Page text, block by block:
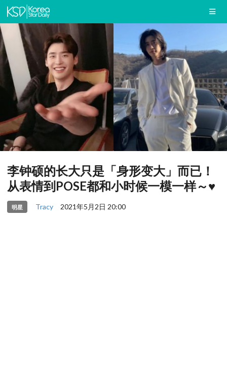
李钟硕的长大只是「身形变大」而已！
从表情到POSE都和小时候一模一样～♥
明星 Tracy 2021年5月2日 20:00